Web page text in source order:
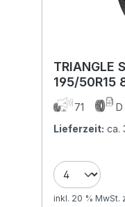
TRIANGLE
195/50R15
71 D
Lieferzeit: ca.
inkl. 20 % MwSt.